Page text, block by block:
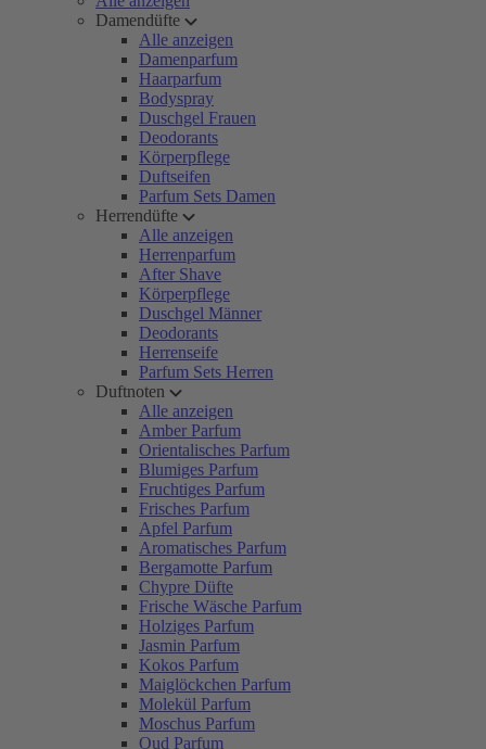
Damendüfte
Alle anzeigen
Damenparfum
Haarparfum
Bodyspray
Duschgel Frauen
Deodorants
Körperpflege
Duftseifen
Parfum Sets Damen
Herrendüfte
Alle anzeigen
Herrenparfum
After Shave
Körperpflege
Duschgel Männer
Deodorants
Herrenseife
Parfum Sets Herren
Duftnoten
Alle anzeigen
Amber Parfum
Orientalisches Parfum
Blumiges Parfum
Fruchtiges Parfum
Frisches Parfum
Apfel Parfum
Aromatisches Parfum
Bergamotte Parfum
Chypre Düfte
Frische Wäsche Parfum
Holziges Parfum
Jasmin Parfum
Kokos Parfum
Maiglöckchen Parfum
Molekül Parfum
Moschus Parfum
Oud Parfum